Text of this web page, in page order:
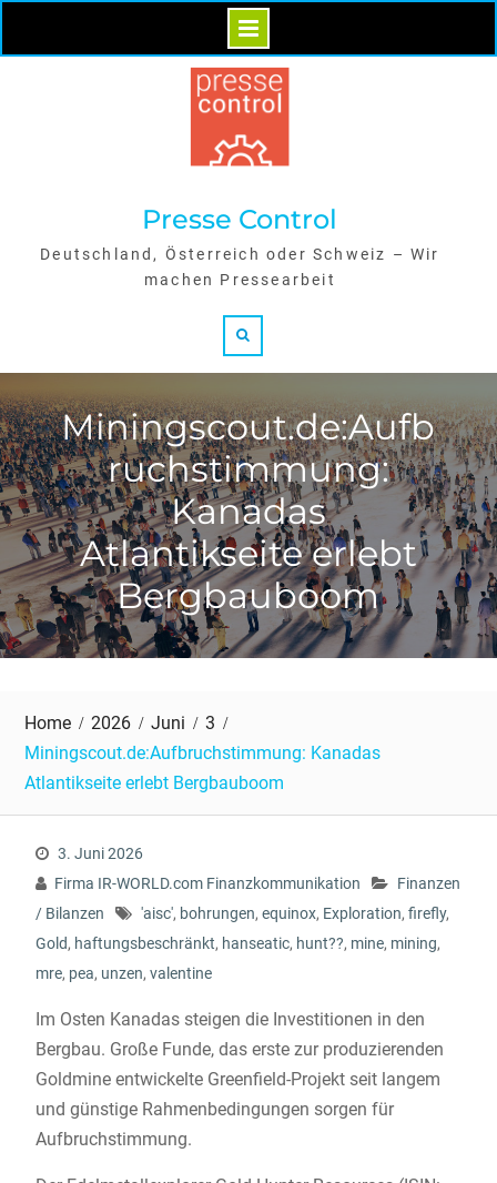
Skip
Presse Control
Deutschland, Österreich oder Schweiz – Wir
machen Pressearbeit
Miningscout.de:Aufb
ruchstimmung:
Kanadas
Atlantikseite erlebt
Bergbauboom
Home 2026 Juni
3
Miningscout.de:Aufbruchstimmung: Kanadas
Atlantikseite erlebt Bergbauboom
3. Juni 2026
Firma IR-WORLD.com Finanzkommunikation
Finanzen
/ Bilanzen
'aisc', bohrungen, equinox, Exploration, firefly,
Gold, haftungsbeschränkt, hanseatic, hunt??, mine, mining,
mre, pea, unzen, valentine
Im Osten Kanadas steigen die Investitionen in den
Bergbau. Große Funde, das erste zur produzierenden
Goldmine entwickelte Greenfield-Projekt seit langem
und günstige Rahmenbedingungen sorgen für
Aufbruchstimmung.